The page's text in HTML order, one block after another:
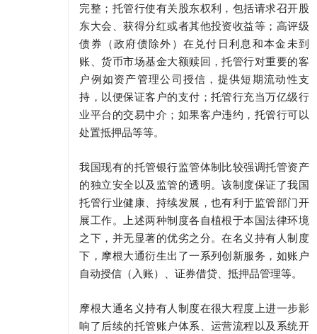
完整；托管行使有关股东权利，包括请求召开股
东大会、获得分红或者其他投资收益等；高评级
债券（政府债除外）在兑付日利息和本金未到
账、货币市场基金大额赎回，托管行对重要的客
户例如资产管理公司授信，提供短期流动性支
持，以便保证客户的支付；托管行充当万亿级行
业平台的交易中介；如果客户违约，托管行可以
处置抵押品等等。
我国现有的托管银行监管体制比较强调托管资产
的独立安全以及监管的透明。该制度保证了我国
托管行业健康、持续发展，也有利于监管部门开
展工作。上述两种制度各自植根于本国法律环境
之下，并无显著的优劣之分。在名义持有人制度
下，摩根大通衍生出了一系列创新服务，如账户
自动授信（入账）、证券借贷、抵押品管理等。
摩根大通名义持有人制度在很大程度上进一步影
响了后续的托管账户体系、运营流程以及系统开